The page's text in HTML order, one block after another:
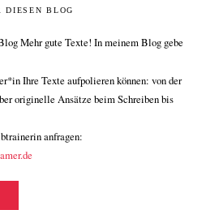
DIESEN BLOG
Mehr gute Texte! In meinem Blog gebe
Ihre Texte aufpolieren können: von der
originelle Ansätze beim Schreiben bis
anfragen: